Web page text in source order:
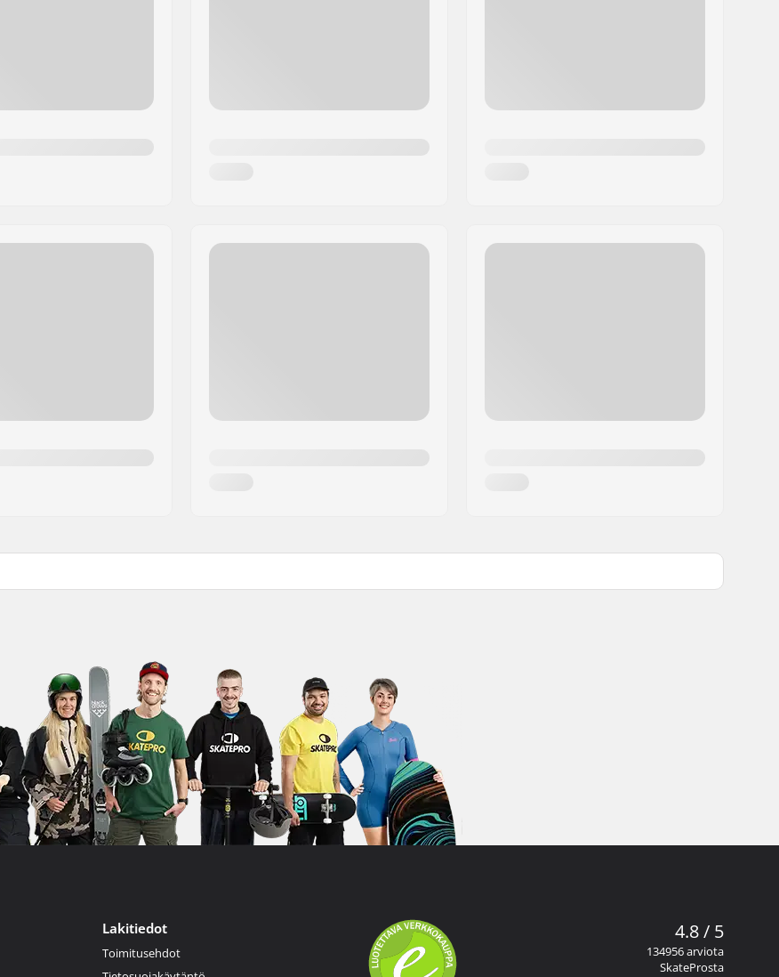
Lakitiedot
Toimitusehdot
4.8 / 5
134956 arviota
SkateProsta